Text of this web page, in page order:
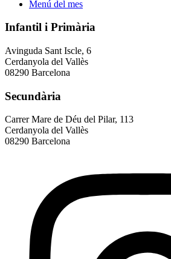
Menú del mes
Infantil i Primària
Avinguda Sant Iscle, 6
Cerdanyola del Vallès
08290 Barcelona
Secundària
Carrer Mare de Déu del Pilar, 113
Cerdanyola del Vallès
08290 Barcelona